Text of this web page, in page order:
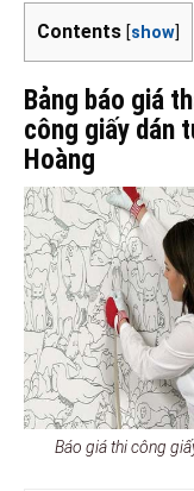
Contents [show]
Bảng báo giá
công giấy dán
Hoàng
Báo giá thi công